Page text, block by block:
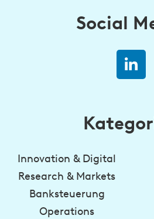
Social
Innovation & Digital
Research & Markets
Banksteuerung
Operations